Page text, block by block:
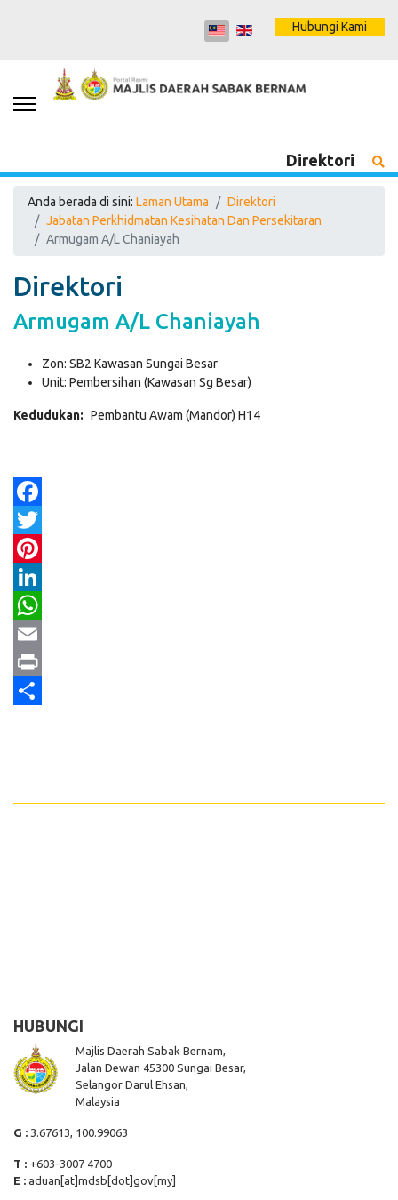
Hubungi Kami
Direktori
Anda berada di sini: Laman Utama
Direktori
Jabatan Perkhidmatan Kesihatan Dan Persekitaran
Armugam A/L Chaniayah
Direktori
Armugam A/L Chaniayah
Zon: SB2 Kawasan Sungai Besar
Unit: Pembersihan (Kawasan Sg Besar)
Kedudukan: Pembantu Awam (Mandor) H14
Facebook
Twitter
Pinterest
LinkedIn
WhatsApp
Email
Print
HUBUNGI
Majlis Daerah Sabak Bernam,
Jalan Dewan 45300 Sungai Besar,
Selangor Darul Ehsan,
Malaysia
G : 3.67613, 100.99063
T : +603-3007 4700
E : aduan[at]mdsb[dot]gov[my]